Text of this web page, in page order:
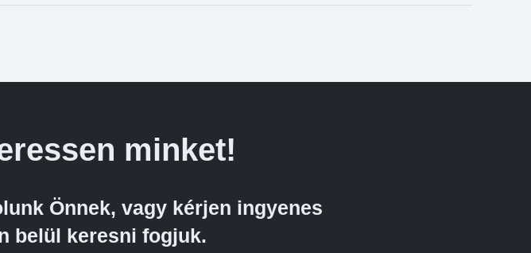
minket!
Önnek, vagy kérjen ingyenes
belül keresni fogjuk.